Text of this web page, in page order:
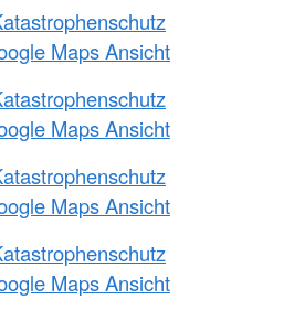
Maps Ansicht
Maps Ansicht
Maps Ansicht
Maps Ansicht